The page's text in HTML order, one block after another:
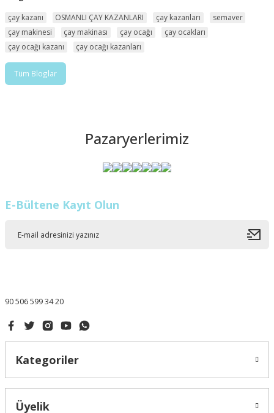
çay kazanı OSMANLI ÇAY KAZANLARI çay kazanları
semaver
çay makinesi
çay makinası çay ocağı
çay ocakları
çay ocağı kazanı
çay ocağı kazanları
Tüm Bloglar
Pazaryerlerimiz
E-Bültene Kayıt Olun
90 506 599 34 20
Kategoriler
Üyelik